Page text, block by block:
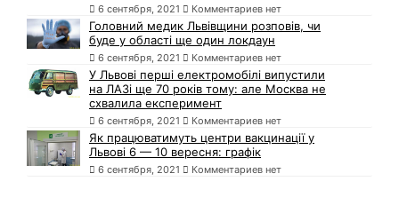
6 сентября, 2021 Комментариев нет
Головний медик Львівщини розповів, чи
буде у області ще один локдаун
6 сентября, 2021 Комментариев нет
У Львові перші електромобілі випустили
на ЛАЗі ще 70 років тому: але Москва не
схвалила експеримент
6 сентября, 2021 Комментариев нет
Як працюватимуть центри вакцинації у
Львові 6 — 10 вересня: графік
6 сентября, 2021 Комментариев нет